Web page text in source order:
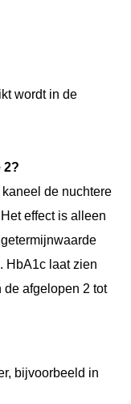
wordt in de
2?
de nuchtere
effect is alleen
HbA1c laat zien
afgelopen 2 tot
bijvoorbeeld in